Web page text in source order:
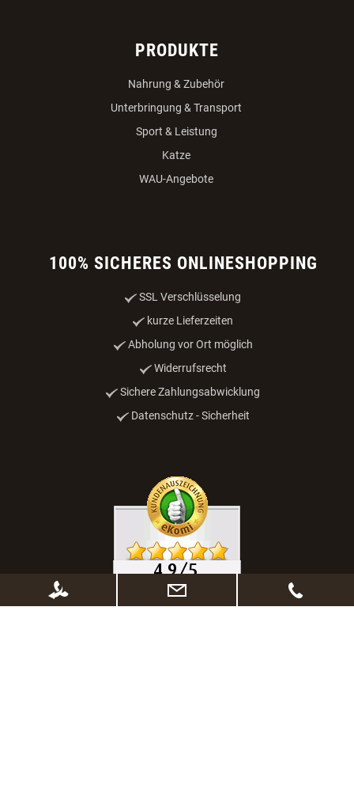
PRODUKTE
Nahrung & Zubehör
Unterbringung & Transport
Sport & Leistung
Katze
WAU-Angebote
100% SICHERES ONLINESHOPPING
SSL Verschlüsselung
kurze Lieferzeiten
Abholung vor Ort möglich
Widerrufsrecht
Sichere Zahlungsabwicklung
Datenschutz - Sicherheit